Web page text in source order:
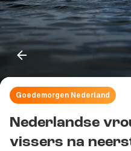
Goedemorgen Nederland
Nederlandse
vissers na